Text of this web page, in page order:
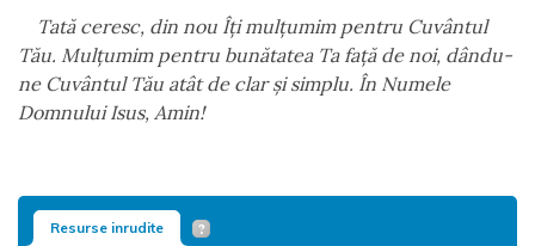
Tatăceresc, din nou Îţi mulţumim pentru Cuvântul
Tău. Mulţumim pentru bunătatea Ta faţăde noi, dându-
ne Cuvântul Tău atât de clarşi simplu. În Numele
Domnului Isus, Amin!
Resurse inrudite